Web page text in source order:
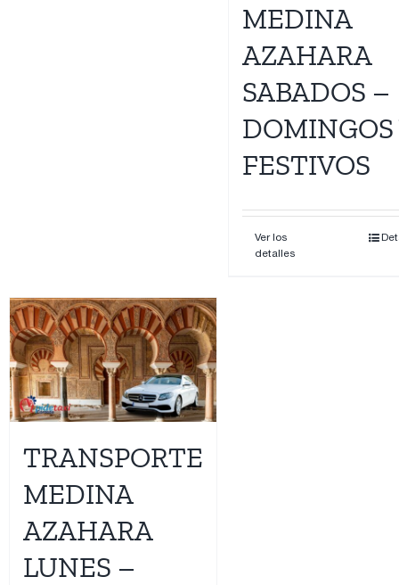
MEDINA
AZAHARA
SABADOS –
DOMINGOS
FESTIVOS
Ver los
detalles
TRANSPORTE
MEDINA
AZAHARA
LUNES –